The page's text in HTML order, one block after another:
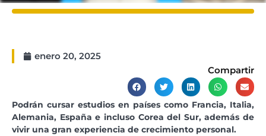
enero 20, 2025
Compartir
Podrán cursar estudios en países como Francia, Italia,
Alemania, España e incluso Corea del Sur, además de
vivir una gran experiencia de crecimiento personal.